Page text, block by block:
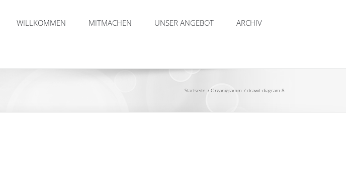
WILLKOMMEN MITMACHEN UNSER ANGEBOT ARCHIV
Startseite Organigramm drawit-diagram-8